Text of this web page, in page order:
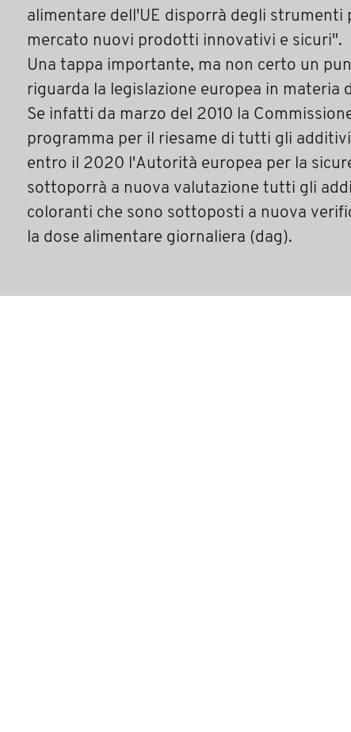
alimentare dell'UE disporrà degli strumenti
mercato nuovi prodotti innovativi e sicuri".
Una tappa importante, ma non certo un
riguarda la legislazione europea in materia
Se infatti da marzo del 2010 la
programma per il riesame di tutti gli
entro il 2020 l'Autorità europea per la
sottoporrà a nuova valutazione tutti gli
coloranti che sono sottoposti a nuova
la dose alimentare giornaliera (dag).